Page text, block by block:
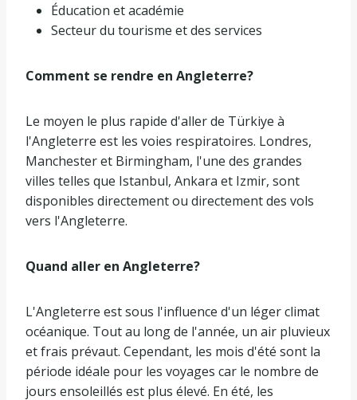
Éducation et académie
Secteur du tourisme et des services
Comment se rendre en Angleterre?
Le moyen le plus rapide d'aller de Türkiye à
l'Angleterre est les voies respiratoires. Londres,
Manchester et Birmingham, l'une des grandes
villes telles que Istanbul, Ankara et Izmir, sont
disponibles directement ou directement des vols
vers l'Angleterre.
Quand aller en Angleterre?
L'Angleterre est sous l'influence d'un léger climat
océanique. Tout au long de l'année, un air pluvieux
et frais prévaut. Cependant, les mois d'été sont la
période idéale pour les voyages car le nombre de
jours ensoleillés est plus élevé. En été, les